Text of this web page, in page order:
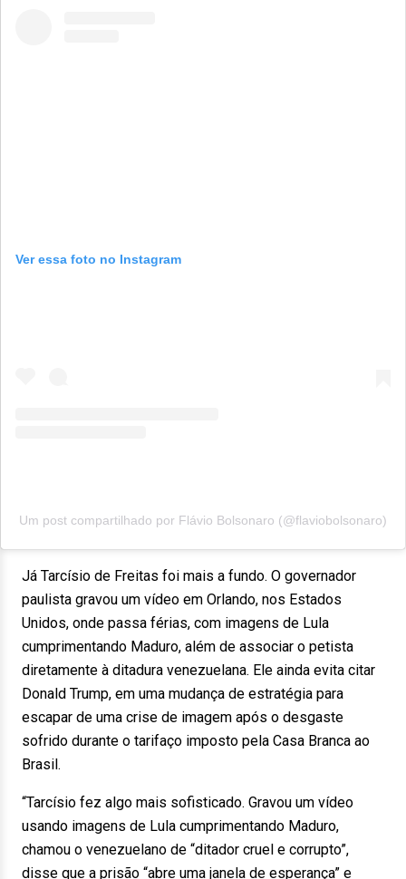
Ver essa foto no Instagram
Um post compartilhado por Flávio Bolsonaro (@flaviobolsonaro)
Já Tarcísio de Freitas foi mais a fundo. O governador
paulista gravou um vídeo em Orlando, nos Estados
Unidos, onde passa férias, com imagens de Lula
cumprimentando Maduro, além de associar o petista
diretamente à ditadura venezuelana. Ele ainda evita citar
Donald Trump, em uma mudança de estratégia para
escapar de uma crise de imagem após o desgaste
sofrido durante o tarifaço imposto pela Casa Branca ao
Brasil.
“Tarcísio fez algo mais sofisticado. Gravou um vídeo
usando imagens de Lula cumprimentando Maduro,
chamou o venezuelano de “ditador cruel e corrupto”,
disse que a prisão “abre uma janela de esperança” e